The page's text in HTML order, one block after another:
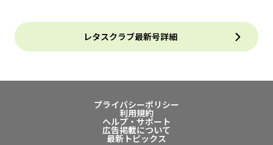
レタスクラブ最新号詳細
プライバシーポリシー
利用規約
ヘルプ・サポート
広告掲載について
最新トピックス